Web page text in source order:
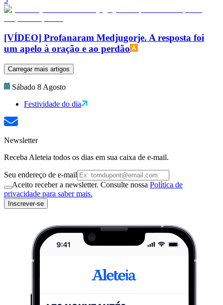
[VÍDEO] Profanaram Medjugorje. A resposta foi
um apelo à oração e ao perdão
Carregar mais artigos
Sábado 8 Agosto
Festividade do dia
Newsletter
Receba Aleteia todos os dias em sua caixa de e-mail.
Seu endereço de e-mail
Aceito receber a newsletter. Consulte nossa Política de
privacidade para saber mais.
Inscrever-se